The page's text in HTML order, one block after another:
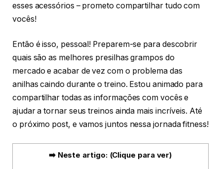
esses acessórios – prometo compartilhar tudo com
vocês!
Então é isso, pessoal! Preparem-se para descobrir
quais são as melhores presilhas grampos do
mercado e acabar de vez com o problema das
anilhas caindo durante o treino. Estou animado para
compartilhar todas as informações com vocês e
ajudar a tornar seus treinos ainda mais incríveis. Até
o próximo post, e vamos juntos nessa jornada fitness!
➡️ Neste artigo: (Clique para ver)